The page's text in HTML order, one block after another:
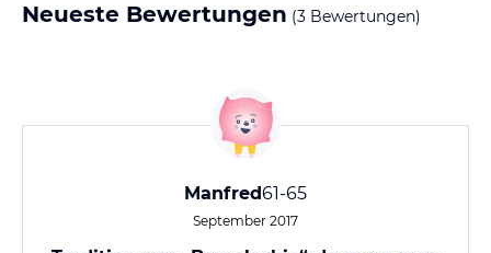
Neueste Bewertungen (3 Bewertungen)
Manfred61-65
September 2017